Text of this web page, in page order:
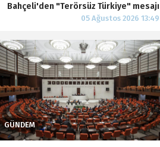
Bahçeli'den "Terörsüz Türkiye" mesajı